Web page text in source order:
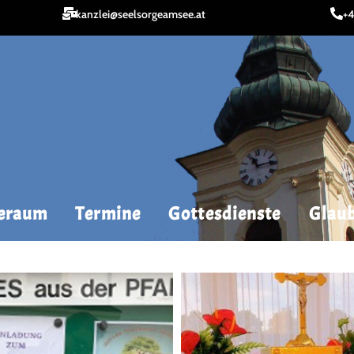
kanzlei@seelsorgeamsee.at
Termine Gottesdienste